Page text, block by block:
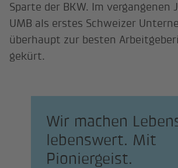
Sparte der BKW. Im vergangenen
UMB als erstes Schweizer
überhaupt zur besten
gekürt.
Wir machen
lebenswert. Mit
Pioniergeist.